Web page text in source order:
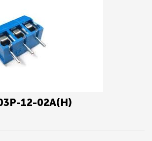
12-02A(H)